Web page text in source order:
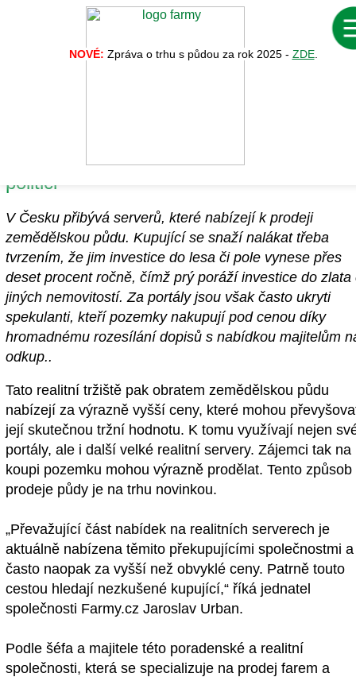
NOVÉ: Zpráva o trhu s půdou za rok 2025 - ZDE.
půdu na schovávanou. Trendu si všímají i
politici
V Česku přibývá serverů, které nabízejí k prodeji
zemědělskou půdu. Kupující se snaží nalákat třeba
tvrzením, že jim investice do lesa či pole vynese přes
deset procent ročně, čímž prý poráží investice do zlata
jiných nemovitostí. Za portály jsou však často ukryti
spekulanti, kteří pozemky nakupují pod cenou díky
hromadnému rozesílání dopisů s nabídkou majitelům
odkup..
Tato realitní tržiště pak obratem zemědělskou půdu
nabízejí za výrazně vyšší ceny, které mohou
její skutečnou tržní hodnotu. K tomu využívají nejen
portály, ale i další velké realitní servery. Zájemci tak na
koupi pozemku mohou výrazně prodělat. Tento způsob
prodeje půdy je na trhu novinkou.
„Převažující část nabídek na realitních serverech je
aktuálně nabízena těmito překupujícími společnostmi a
často naopak za vyšší než obvyklé ceny. Patrně touto
cestou hledají nezkušené kupující,“ říká jednatel
společnosti Farmy.cz Jaroslav Urban.
Podle šéfa a majitele této poradenské a realitní
společnosti, která se specializuje na prodej farem a